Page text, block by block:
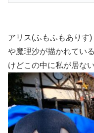
アリス(ふもふもありす
や魔理沙が描かれてい
けどこの中に私が居な